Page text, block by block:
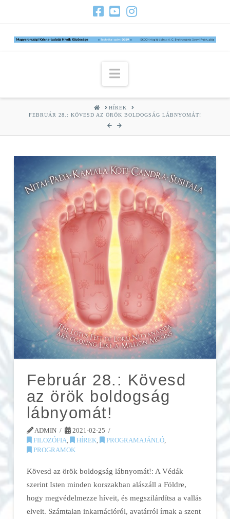
Navigation
HOMEHÍREK
FEBRUÁR 28.: KÖVESD AZ ÖRÖK BOLDOGSÁG LÁBNYOMÁT!
Február 28.: Kövesd
az örök boldogság
lábnyomát!
ADMIN
2021-02-25
FILOZÓFIA
HÍREK, PROGRAMAJÁNLÓ,
PROGRAMOK
Kövesd az örök boldogság lábnyomát!: A Védák
szerint Isten minden korszakban alászáll a Földre,
hogy megvédelmezze híveit, és megszilárdítsa a vallás
elveit. Számtalan inkarnációról, avatárról írnak a szent